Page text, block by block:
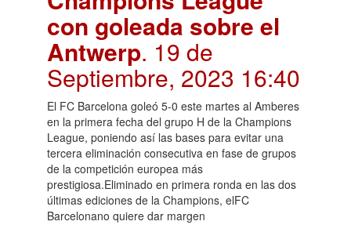
con goleada sobre el
Antwerp. 19 de
Septiembre, 2023 16:40
El FC Barcelona goleó 5-0 este martes al Amberes
en la primera fecha del grupo H de la Champions
League, poniendo así las bases para evitar una
tercera eliminación consecutiva en fase de grupos
de la competición europea más
prestigiosa.Eliminado en primera ronda en las dos
últimas ediciones de la Champions, elFC
Barcelonano quiere dar margen